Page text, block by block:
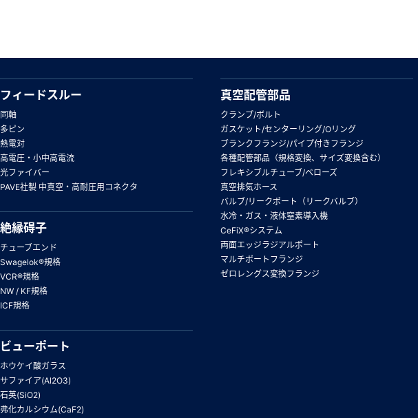
フィードスルー
同軸
多ピン
熱電対
高電圧・小中高電流
光ファイバー
PAVE社製 中真空・高耐圧用コネクタ
絶縁碍子
チューブエンド
Swagelok®規格
VCR®規格
NW / KF規格
ICF規格
ビューポート
ホウケイ酸ガラス
サファイア(Al2O3)
石英(SiO2)
弗化カルシウム(CaF2)
真空配管部品
クランプ/ボルト
ガスケット/センターリング/Oリング
ブランクフランジ/パイプ付きフランジ
各種配管部品（規格変換、サイズ変換含む）
フレキシブルチューブ/ベローズ
真空排気ホース
バルブ/リークポート（リークバルブ）
水冷・ガス・液体窒素導入機
CeFiX®システム
両面エッジラジアルポート
マルチポートフランジ
ゼロレングス変換フランジ